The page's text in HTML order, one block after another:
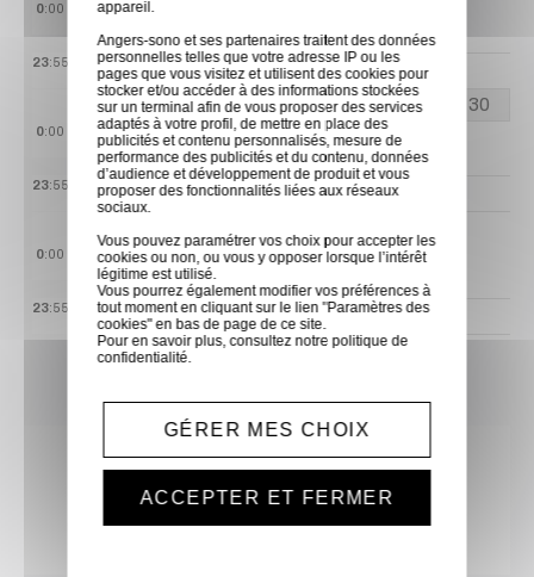
0:00 17 AOÛ
1 disponible1 disponible1 disponible1 disponible1 disponible1 disponible
23:55
24 25 26 27 28 29 30
0:00 24 AOÛ
1 disponible
25 AOÛ
1 disponible
26 AOÛ
1 disponible
27 AOÛ
1 disponible
28 AOÛ
1 disponible1 disponible
23:55
0:00 31 AOÛ
1 disponible
23:55
Téléchargement
AG-AC90-
Téléchargement
appareil.
Angers-sono et ses partenaires traitent des données
personnelles telles que votre adresse IP ou les
pages que vous visitez et utilisent des cookies pour
stocker et/ou accéder à des informations stockées
sur un terminal afin de vous proposer des services
adaptés à votre profil, de mettre en place des
publicités et contenu personnalisés, mesure de
performance des publicités et du contenu, données
d’audience et développement de produit et vous
proposer des fonctionnalités liées aux réseaux
sociaux.
Vous pouvez paramétrer vos choix pour accepter les
cookies ou non, ou vous y opposer lorsque l’intérêt
légitime est utilisé.
Vous pourrez également modifier vos préférences à
tout moment en cliquant sur le lien "Paramètres des
cookies" en bas de page de ce site.
Pour en savoir plus, consultez notrepolitique de
confidentialité.
GÉRER MES CHOIX
ACCEPTER ET FERMER